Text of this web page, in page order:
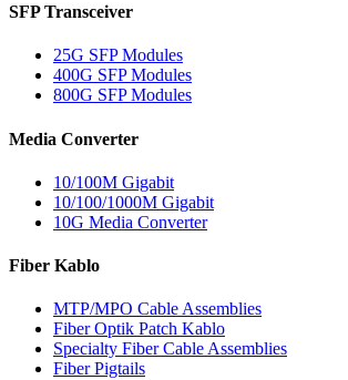
SFP Transceiver
25G SFP Modules
400G SFP Modules
800G SFP Modules
Media Converter
10/100M Gigabit
10/100/1000M Gigabit
10G Media Converter
Fiber Kablo
MTP/MPO Cable Assemblies
Fiber Optik Patch Kablo
Specialty Fiber Cable Assemblies
Fiber Pigtails